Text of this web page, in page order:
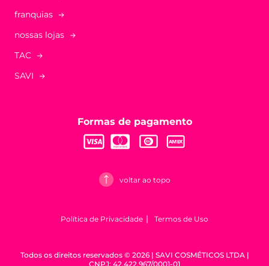
franquias
nossas lojas
TAC
SAVI
Formas de pagamento
voltar ao topo
Política de Privacidade Termos de Uso
Todos os direitos reservados © 2026 | SAVI COSMÉTICOS LTDA |
CNPJ: 42.422.967/0001-01